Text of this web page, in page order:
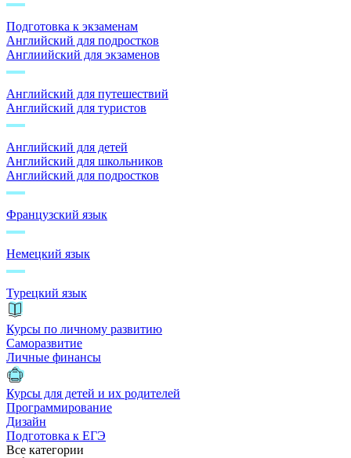
Подготовка к экзаменам
Английский для подростков
Англиийский для экзаменов
Английский для путешествий
Английский для туристов
Английский для детей
Английский для школьников
Английский для подростков
Французский язык
Немецкий язык
Турецкий язык
Курсы по личному развитию
Саморазвитие
Личные финансы
Курсы для детей и их родителей
Программирование
Дизайн
Подготовка к ЕГЭ
Все категории